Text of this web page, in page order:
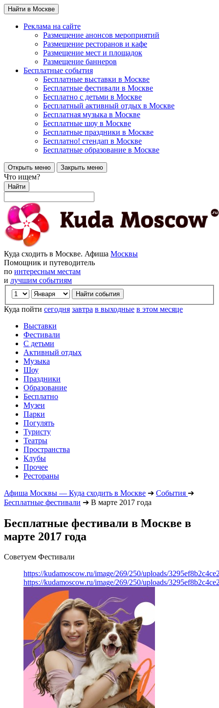
Найти в Москве
Реклама на сайте
Размещение анонсов мероприятий
Размещение ресторанов и кафе
Размещение мест и площадок
Размещение баннеров
Бесплатные события
Бесплатные выставки в Москве
Бесплатные фестивали в Москве
Бесплатно с детьми в Москве
Бесплатный активный отдых в Москве
Бесплатная музыка в Москве
Бесплатные шоу в Москве
Бесплатные праздники в Москве
Бесплатно! стендап в Москве
Бесплатные образование в Москве
Открыть меню Закрыть меню
Что ищем?
Найти
Куда сходить в Москве. Афиша Москвы
Помощник и путеводитель
по интересным местам
и лучшим событиям
Куда пойти сегодня завтра в выходные в этом месяце
Выставки
Фестивали
С детьми
Активный отдых
Музыка
Шоу
Праздники
Образование
Бесплатно
Музеи
Парки
Погулять
Туристу
Театры
Пространства
Клубы
Прочее
Рестораны
Афиша Москвы — Куда сходить в Москве ➔ События ➔
Бесплатные фестивали ➔ В марте 2017 года
Бесплатные фестивали в Москве в
марте 2017 года
Советуем Фестивали
https://kudamoscow.ru/image/269/250/uploads/
https://kudamoscow.ru/image/269/250/uploads/